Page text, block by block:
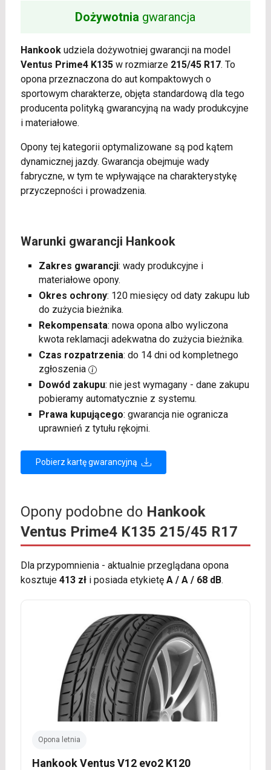
Dożywotnia gwarancja
Hankookudziela dożywotniej gwarancji na model
Ventus Prime4 K135w rozmiarze 215/45 R17. To
opona przeznaczona do aut kompaktowych o
sportowym charakterze, objęta standardową dla tego
producenta polityką gwarancyjną na wady produkcyjne
i materiałowe.
Opony tej kategorii optymalizowane są pod kątem
dynamicznej jazdy. Gwarancja obejmuje wady
fabryczne, w tym te wpływające na charakterystykę
przyczepności i prowadzenia.
Warunki gwarancji Hankook
Zakres gwarancji: wady produkcyjne i
materiałowe opony.
Okres ochrony: 120 miesięcy od daty zakupu lub
do zużycia bieżnika.
Rekompensata: nowa opona albo wyliczona
kwota reklamacji adekwatna do zużycia bieżnika.
Czas rozpatrzenia: do 14 dni od kompletnego
zgłoszenia
Dowód zakupu: nie jest wymagany - dane zakupu
pobieramy automatycznie z systemu.
Prawa kupującego: gwarancja nie ogranicza
uprawnień z tytułu rękojmi.
Pobierz kartę gwarancyjną
Opony podobne do Hankook
Ventus Prime4 K135 215/45 R17
Dla przypomnienia - aktualnie przeglądana opona
kosztuje 413 złi posiada etykietę A / A / 68 dB.
Opona letnia
Hankook Ventus V12 evo2 K120